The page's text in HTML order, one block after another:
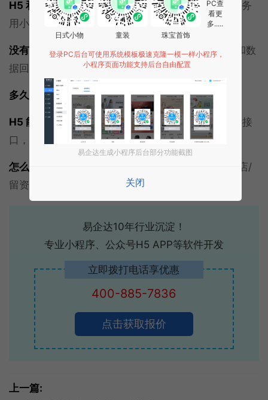
H5 和小程序怎么选？一次性活动用 H5 快，长期服务
用小程序，很多项目两者配合。
没有开发也能做吗？简单模板能自己搭，要品牌化和数
据回收建议定制。
多久能做出来？模板型几天，定制互动两周内常见。
H5 能接微信支付吗？能，但走微信网页授权和支付接
口，建议交给有经验的团队配，少踩坑。
怎么判断 H5 成不成功？
看漏斗核心指标（涨粉/到店/
留资），不是只看访问量，并做渠道埋点复盘。
易企达10年行业沉淀！
专业小程序、公众号H5 APP等软件开发
立即拨打电话享优惠
400-885-7836
点击获取报价
上一篇:
日式小物 童装 珠宝首饰
PC查
看更
多.....
登录PC后台可使用系统模板极速克隆一模一样小程序，
小程序页面功能支持后台自由配置
易企达生成小程序后台部分功能截图
关闭